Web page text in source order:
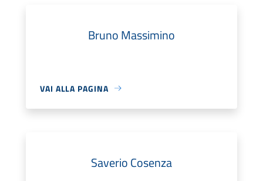
Bruno Massimino
VAI ALLA PAGINA
Saverio Cosenza